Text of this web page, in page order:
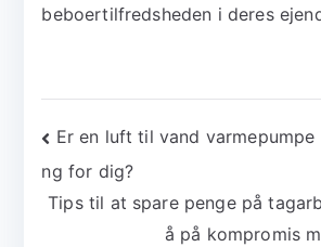
beboertilfredsheden i deres
Er en luft til vand
ng for dig?
Tips til at spare penge på
å på kompromis